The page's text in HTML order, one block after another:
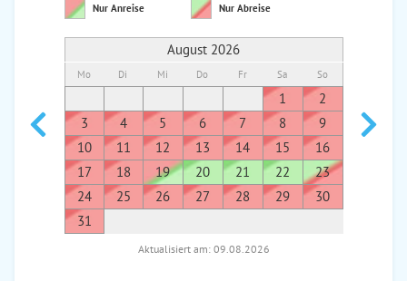
Nur Anreise Nur Abreise
August 2026
Mo Di Mi Do Fr Sa So
1
2
3
4 5 6 7 8
9
10
11 12 13 14 15
16
17
18 19 20 21 22
23
24
25 26 27 28 29
30
31
7
Aktualisiert am: 09.08.2026